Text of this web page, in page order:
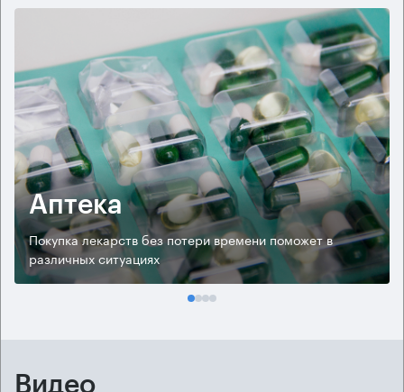
Аптека
Покупка лекарств без потери времени поможет в
различных ситуациях
Видео